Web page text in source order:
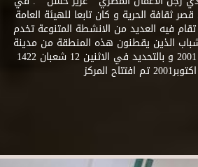
الي قصر ثقافة الحرية و كان تابعا للهيئة العامة
فيه العديد من الانشطة المتنوعة تخدم
الذين يقطنون هذه المنطقة من مدينة
الاسكندرية . و في عام 2001 و بالتحديد في الاثنين 12 شعبان 1422